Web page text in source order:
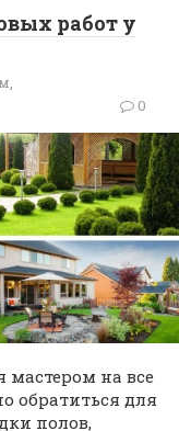
работ у
0
мастером на все
обратиться для
полов,